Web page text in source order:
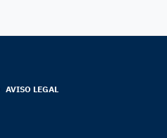
AVISO LEGAL